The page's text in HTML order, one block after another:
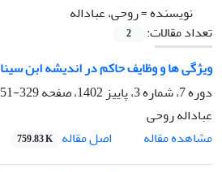
نویسنده =روحی، عباداله
تعداد مقالات:
2
ویژگی ها و وظایف حاکم در اندیشه ابن سینا
دوره 7، شماره 3، پاییز 1402، صفحه
329-351
عباداله روحی
مشاهده مقاله
اصل مقاله 759.83 K